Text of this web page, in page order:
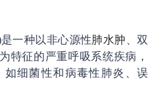
一种以非心源性肺水肿 、双
特征的严重呼吸系统疾病，
细菌性和病毒性肺炎、误